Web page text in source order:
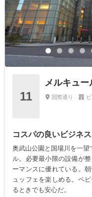
11
メルキュー
国際通り
コスパの良いビジネ
奥武山公園と国場川を一
ル。必要最小限の設備が
ーマンスに優れている。
ュッフェを楽しめる。ベ
るときでも安心だ。